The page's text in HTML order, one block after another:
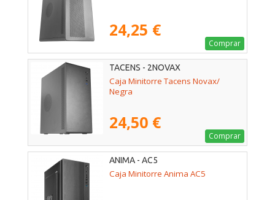
24,25 €
Comprar
TACENS - 2NOVAX
Caja Minitorre Tacens Novax/
Negra
24,50 €
Comprar
ANIMA - AC5
Caja Minitorre Anima AC5